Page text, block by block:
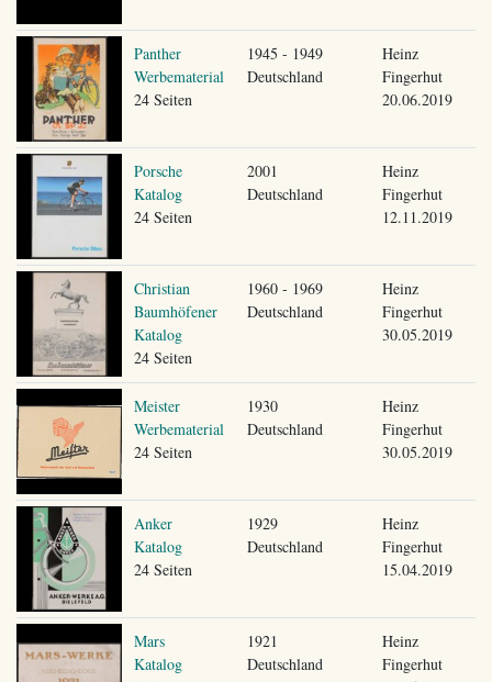
Panther
Werbematerial
24 Seiten
1945 - 1949
Deutschland
Heinz
Fingerhut
20.06.2019
Porsche
Katalog
24 Seiten
2001
Deutschland
Heinz
Fingerhut
12.11.2019
Christian
Baumhöfener
Katalog
24 Seiten
1960 - 1969
Deutschland
Heinz
Fingerhut
30.05.2019
Meister
Werbematerial
24 Seiten
1930
Deutschland
Heinz
Fingerhut
30.05.2019
Anker
Katalog
24 Seiten
1929
Deutschland
Heinz
Fingerhut
15.04.2019
Mars
Katalog
1921
Deutschland
Heinz
Fingerhut